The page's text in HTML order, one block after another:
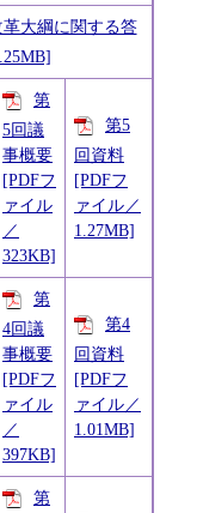
革大綱に関する答
第
5回議
事概要
[PDFフ
ァイル
／
323KB]
第5
回資料
[PDFフ
ァイル／
1.27MB]
第
4回議
事概要
[PDFフ
ァイル
／
397KB]
第4
回資料
[PDFフ
ァイル／
1.01MB]
第